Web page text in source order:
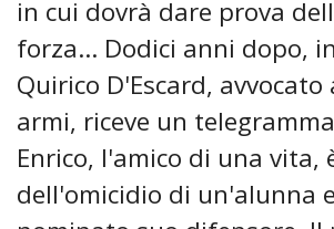
in cui dovrà dare prova
forza… Dodici anni dopo,
Quirico D'Escard,
armi, riceve un
Enrico, l'amico di una vita,
dell'omicidio di un'alunna